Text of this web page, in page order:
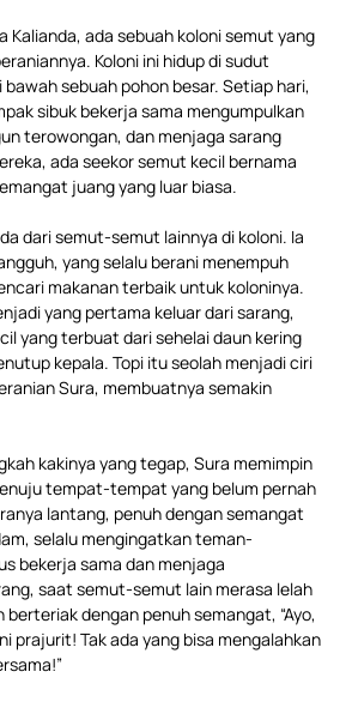
Kalianda, ada sebuah koloni semut yang
Koloni ini hidup di sudut
sebuah pohon besar. Setiap hari,
sibuk bekerja sama mengumpulkan
terowongan, dan menjaga sarang
ada seekor semut kecil bernama
juang yang luar biasa.
dari semut-semut lainnya di koloni. Ia
yang selalu berani menempuh
makanan terbaik untuk koloninya.
yang pertama keluar dari sarang,
yang terbuat dari sehelai daun kering
kepala. Topi itu seolah menjadi ciri
Sura, membuatnya semakin
kakinya yang tegap, Sura memimpin
tempat-tempat yang belum pernah
lantang, penuh dengan semangat
selalu mengingatkan teman-
bekerja sama dan menjaga
saat semut-semut lain merasa lelah
dengan penuh semangat, “Ayo,
prajurit! Tak ada yang bisa mengalahkan